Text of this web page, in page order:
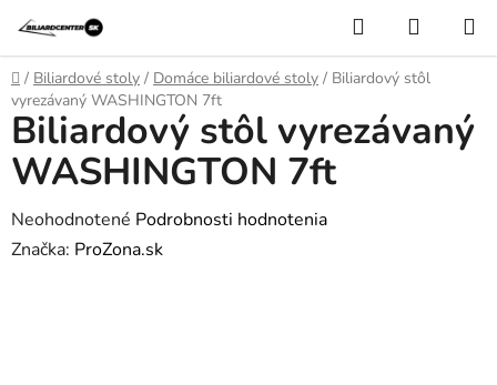
obsah
Hľadať
KOŠÍK
Domov
/ Biliardové stoly / Domáce biliardové stoly / Biliardový stôl
vyrezávaný WASHINGTON 7ft
Biliardový stôl vyrezávaný
WASHINGTON 7ft
Priemerné
hodnotenie
Neohodnotené Podrobnosti hodnotenia
Značka: ProZona.sk